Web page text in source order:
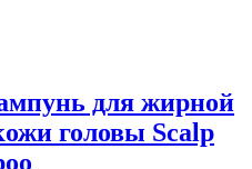
для жирной
головы Scalp